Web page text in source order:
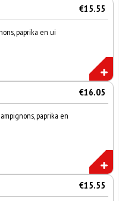
€15.55
paprika en ui
€16.05
paprika en
€15.55